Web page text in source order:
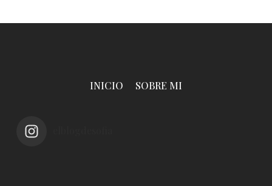
INICIO SOBRE MI